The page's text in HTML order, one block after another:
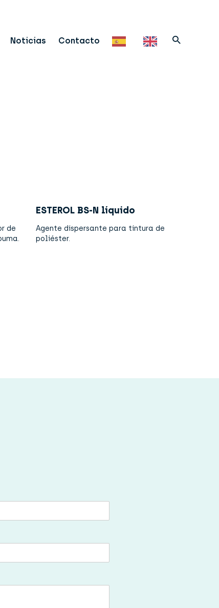
Noticias Contacto
de
ESTEROL BS-N líquido
Agente dispersante para tintura de
poliéster.